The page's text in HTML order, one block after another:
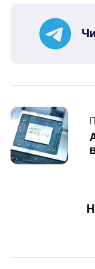
Post
navigation